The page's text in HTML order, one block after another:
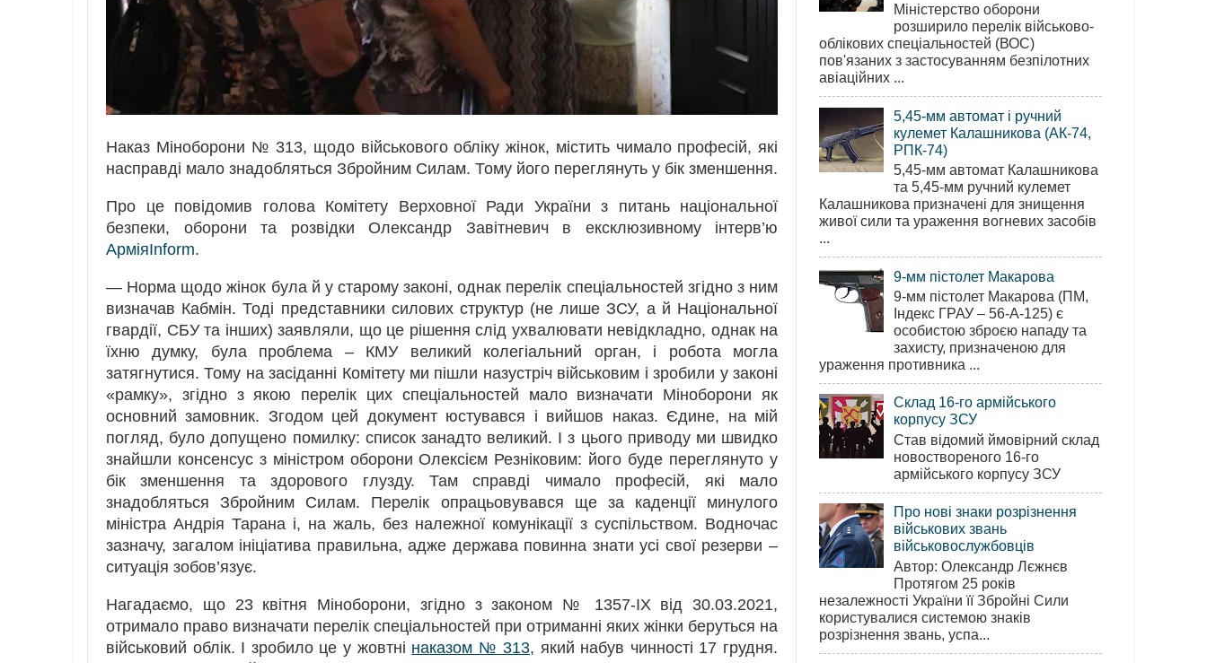
Наказ Міноборони № 313, щодо військового обліку жінок, містить чимало професій, які
насправді мало знадобляться Збройним Силам. Тому його переглянуть у бік зменшення.
Про це повідомив голова Комітету Верховної Ради України з питань національної
безпеки, оборони та розвідки Олександр Завітневич в ексклюзивному інтерв’ю
АрміяInform.
— Норма щодо жінок була й у старому законі, однак перелік спеціальностей згідно з ним
визначав Кабмін. Тоді представники силових структур (не лише ЗСУ, а й Національної
гвардії, СБУ та інших) заявляли, що це рішення слід ухвалювати невідкладно, однак на
їхню думку, була проблема – КМУ великий колегіальний орган, і робота могла
затягнутися. Тому на засіданні Комітету ми пішли назустріч військовим і зробили у законі
«рамку», згідно з якою перелік цих спеціальностей мало визначати Міноборони як
основний замовник. Згодом цей документ юстувався і вийшов наказ. Єдине, на мій
погляд, було допущено помилку: список занадто великий. І з цього приводу ми швидко
знайшли консенсус з міністром оборони Олексієм Резніковим: його буде переглянуто у
бік зменшення та здорового глузду. Там справді чимало професій, які мало
знадобляться Збройним Силам. Перелік опрацьовувався ще за каденції минулого
міністра Андрія Тарана і, на жаль, без належної комунікації з суспільством. Водночас
зазначу, загалом ініціатива правильна, адже держава повинна знати усі свої резерви –
ситуація зобов’язує.
Нагадаємо, що 23 квітня Міноборони, згідно з законом № 1357-IX від 30.03.2021,
отримало право визначати перелік спеціальностей при отриманні яких жінки беруться на
військовий облік. І зробило це у жовтні наказом № 313, який набув чинності 17 грудня.
Міністерство оборони
розширило перелік військово-
облікових спеціальностей (ВОС)
пов'язаних з застосуванням безпілотних
авіаційних ...
5,45-мм автомат і ручний
кулемет Калашникова (АК-74,
РПК-74)
5,45-мм автомат Калашникова
та 5,45-мм ручний кулемет
Калашникова призначені для знищення
живої сили та ураження вогневих засобів
...
9-мм пістолет Макарова
9-мм пістолет Макарова (ПМ,
Індекс ГРАУ – 56-А-125) є
особистою зброєю нападу та
захисту, призначеною для
ураження противника ...
Склад 16-го армійського
корпусу ЗСУ
Став відомий ймовірний склад
новоствореного 16-го
армійського корпусу ЗСУ
Про нові знаки розрізнення
військових звань
військовослужбовців
Автор: Олександр Лєжнєв
Протягом 25 років
незалежності України її Збройні Сили
користувалися системою знаків
розрізнення звань, успа...